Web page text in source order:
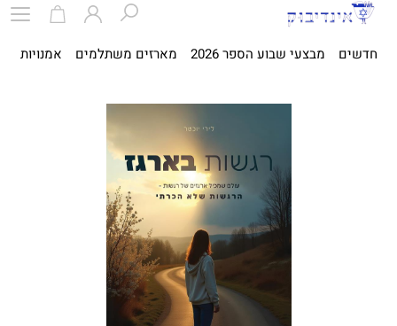
חדשים מבצעי שבוע הספר 2026 מארזים משתלמים אמנויות